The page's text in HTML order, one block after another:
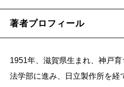
著者プロフィール
1951年、滋賀県生まれ、神戸
法学部に進み、日立製作所を経